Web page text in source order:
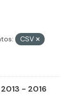
CSV
- 2016